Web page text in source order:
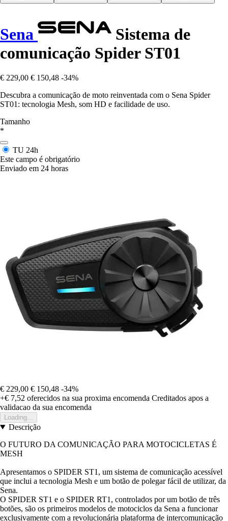
Sena
Sistema de
comunicação Spider ST01
€ 229,00 € 150,48 -34%
Descubra a comunicação de moto reinventada com o Sena Spider
ST01: tecnologia Mesh, som HD e facilidade de uso.
Tamanho
*
TU 24h
Este campo é obrigatório
Enviado em 24 horas
€ 229,00 € 150,48 -34%
+€ 7,52 oferecidos na sua proxima encomenda Creditados apos a
validacao da sua encomenda
Loading...
Descrição
O FUTURO DA COMUNICAÇÃO PARA MOTOCICLETAS É
MESH
Apresentamos o SPIDER ST1, um sistema de comunicação acessível
que inclui a tecnologia Mesh e um botão de polegar fácil de utilizar, da
Sena.
O SPIDER ST1 e o SPIDER RT1, controlados por um botão de três
botões, são os primeiros modelos de motociclos da Sena a funcionar
exclusivamente com a revolucionária plataforma de intercomunicação